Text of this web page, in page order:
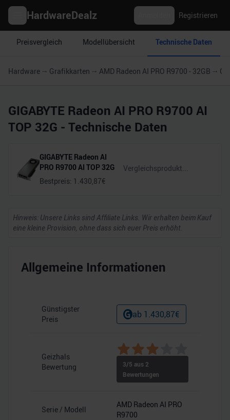
HardwareDealz Registrieren
Preisvergleich Modellübersicht Technische Daten
Hardware Grafikkarten AMD Radeon AI PRO R9700 - 32GB
GIGABYTE Radeon AI PRO R9700 AI
TOP 32G - Technische Daten
GIGABYTE Radeon AI
PRO R9700 AI TOP 32G
Bestpreis: 1.430,87€
Hinweis: Unsere Links sind Affiliate Links. Wir erhalten beim Kauf
eine kleine Provision, ohne dass sich euer Preis erhöht.
Allgemeine Informationen
Günstigster
Preis
ab 1.430,87€
Geizhals
Bewertung
3/5 aus 2
Bewertungen
Serie / Modell
AMD Radeon AI PRO
R9700